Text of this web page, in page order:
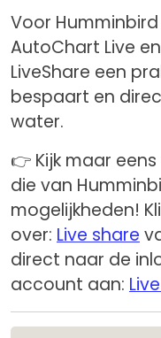
Voor
AutoChart Live
LiveShare een
bespaart en
water.
👉 Kijk maar
die van
mogelijkheden!
over: Live share
direct naar de
account aan: